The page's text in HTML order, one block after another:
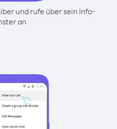
und rufe über sein Info-
an